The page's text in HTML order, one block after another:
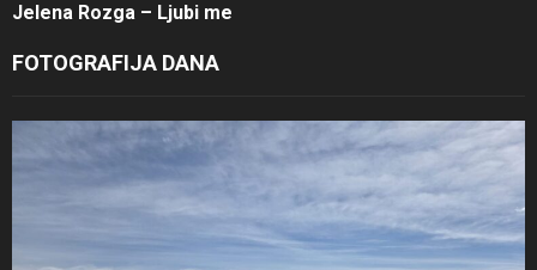
Jelena Rozga – Ljubi me
FOTOGRAFIJA DANA